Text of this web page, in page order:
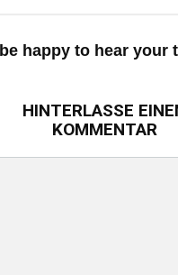
happy to hear your
HINTERLASSE
KOMMENTAR